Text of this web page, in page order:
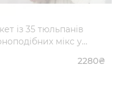
із 35 тюльпанів
мікс у
2280₴